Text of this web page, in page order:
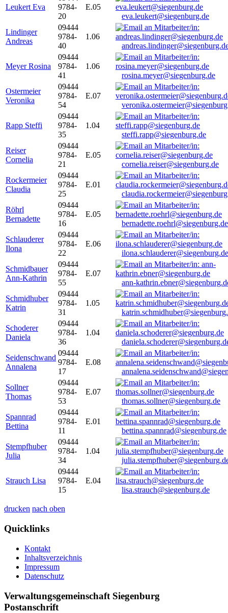
Leukert Eva
9784-
20
E.05
eva.leukert@siegenburg.de
Lindinger
Andreas
09444
9784-
40
1.06
Meyer Rosina
09444
9784-
41
1.06
rosina.meyer@siegenburg.de
Ostermeier
Veronika
09444
9784-
54
E.07
Rapp Steffi
09444
9784-
35
1.04
steffi.rapp@siegenburg.de
Reiser
Cornelia
09444
9784-
21
E.05
cornelia.reiser@siegenburg.de
Rockermeier
Claudia
09444
9784-
25
E.01
Röhrl
Bernadette
09444
9784-
16
E.05
bernadette.roehrl@siegenburg.de
Schlauderer
Ilona
09444
9784-
22
E.06
ilona.schlauderer@siegenburg.de
Schmidbauer
Ann-Kathrin
09444
9784-
55
E.07
ann-
Schmidhuber
Katrin
09444
9784-
31
1.05
Schoderer
Daniela
09444
9784-
36
1.04
Seidenschwand
Annalena
09444
9784-
17
E.08
Sollner
Thomas
09444
9784-
53
E.07
thomas.sollner@siegenburg.de
Spannrad
Bettina
09444
9784-
11
E.01
bettina.spannrad@siegenburg.de
Stempfhuber
Julia
09444
9784-
34
1.04
Strauch Lisa
09444
9784-
15
E.04
lisa.strauch@siegenburg.de
drucken nach oben
Quicklinks
Kontakt
Inhaltsverzeichnis
Impressum
Datenschutz
Verwaltungsgemeinschaft Siegenburg
Postanschrift